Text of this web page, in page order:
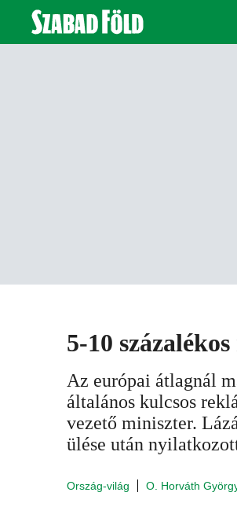
5-10
Az európai átlagnál
általános kulcsos
vezető miniszter.
ülése után
Ország-világ O. Horváth